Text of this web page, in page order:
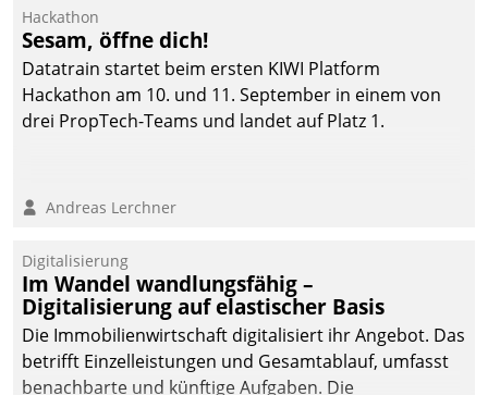
Datatrain ermöglicht
automatisiert ausgelöste,
zielgerichtete
Mieterbefragungen – eine
starke Grundlage für
Entscheidungen.
Hackathon
Sesam, öffne dich!
Datatrain startet beim ersten KIWI Platform
Hackathon am 10. und 11. September in einem von
drei PropTech-Teams und landet auf Platz 1.
Andreas Lerchner
Digitalisierung
Im Wandel wandlungsfähig –
Digitalisierung auf elastischer Basis
Die Immobilienwirtschaft digitalisiert ihr Angebot. Das
betrifft Einzelleistungen und Gesamtablauf, umfasst
benachbarte und künftige Aufgaben. Die